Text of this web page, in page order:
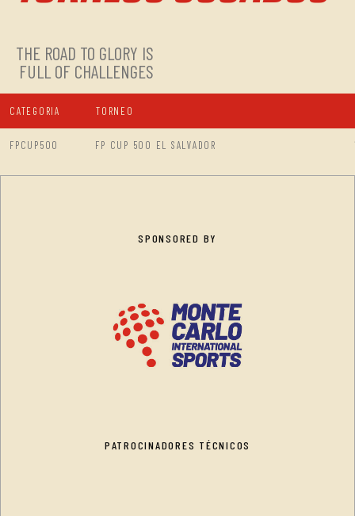
THE ROAD TO GLORY IS
FULL OF CHALLENGES
CATEGORIA TORNEO
FPCUP500 FP CUP 500 EL SALVADOR
SPONSORED BY
PATROCINADORES TÉCNICOS